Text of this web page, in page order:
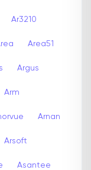
Ar3210
Area51
Argus
Arm
Arnan
Arsoft
Asantee